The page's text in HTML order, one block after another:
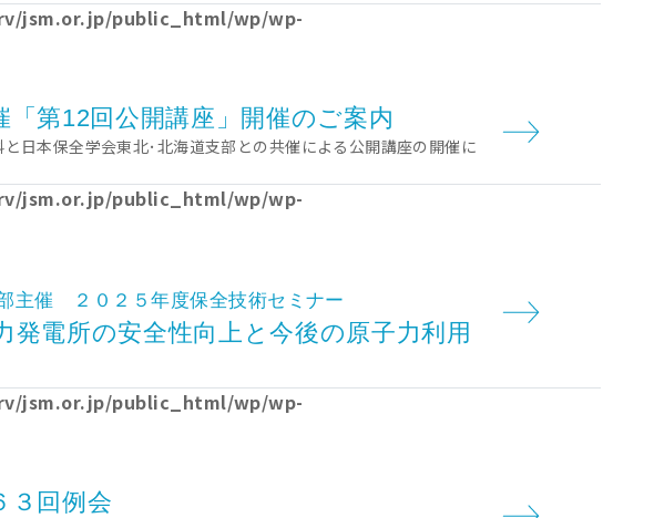
jsm.or.jp/public_html/wp/wp-
第12回公開講座」開催のご案内
日本保全学会東北･北海道支部との共催による公開講座の開催に
jsm.or.jp/public_html/wp/wp-
主催 ２０２５年度保全技術セミナー
発電所の安全性向上と今後の原子力利用
jsm.or.jp/public_html/wp/wp-
回例会